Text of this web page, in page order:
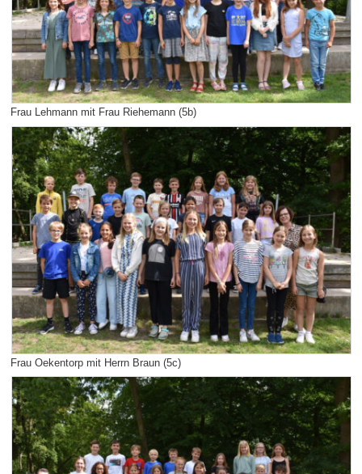
Frau Lehmann mit Frau Riehemann (5b)
Frau Oekentorp mit Herrn Braun (5c)